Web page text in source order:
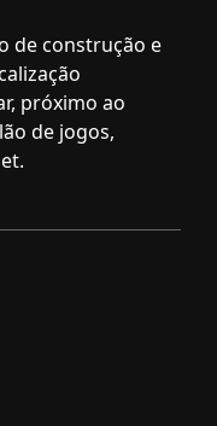
de construção e
próximo ao
de jogos,